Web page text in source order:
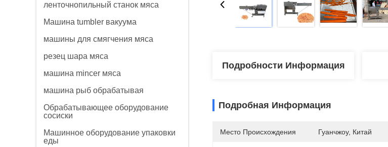
ленточнопильный станок мяса
Машина tumbler вакуума
машины для смягчения мяса
резец шара мяса
машина mincer мяса
машина рыб обрабатывая
Обрабатывающее оборудование
сосиски
Машинное оборудование упаковки
еды
Подробности Информация
Подробная Информация
Место Происхождения Гуанчжоу, Китай